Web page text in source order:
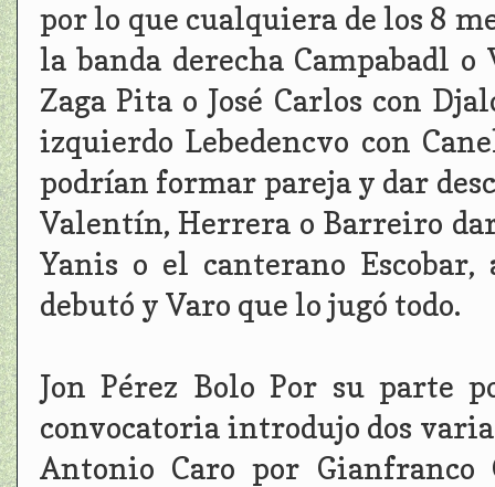
por lo que cualquiera de los 8
la banda derecha Campabadl
Zaga Pita o José Carlos con
izquierdo Lebedencvo con
podrían formar pareja y dar
Valentín, Herrera o Barreiro
Yanis o el canterano Escobar,
debutó y Varo que lo jugó todo.
Jon Pérez Bolo Por su parte
convocatoria introdujo dos
Antonio Caro por Gianfranco